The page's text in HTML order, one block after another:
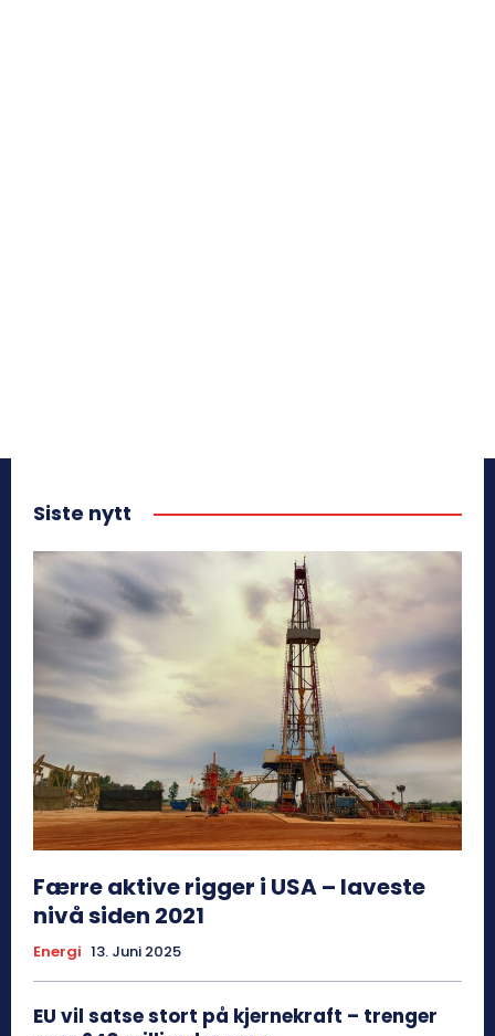
Siste nytt
Færre aktive rigger i USA – laveste
nivå siden 2021
Energi 13. Juni 2025
EU vil satse stort på kjernekraft – trenger